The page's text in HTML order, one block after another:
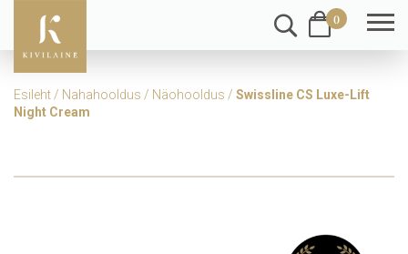
0
Esileht / Nahahooldus / Näohooldus / Swissline CS Luxe-Lift
Night Cream